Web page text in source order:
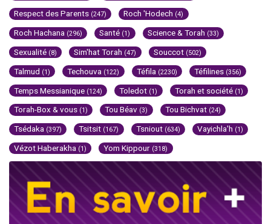
Respect des Parents (247) Roch 'Hodech (4)
Roch Hachana (296) Santé (1) Science & Torah (33)
Sexualité (8) Sim'hat Torah (47) Souccot (502)
Talmud (1) Techouva (122) Téfila (2230) Téfilines (356)
Temps Messianique (124) Toledot (1) Torah et société (1)
Torah-Box & vous (1) Tou Béav (3) Tou Bichvat (24)
Tsédaka (397) Tsitsit (167) Tsniout (634) Vayichla'h (1)
Vézot Haberakha (1) Yom Kippour (318)